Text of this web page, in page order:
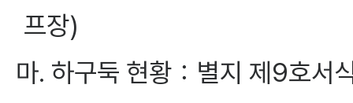
프장)
마. 하구둑 현황：별지 제9호서